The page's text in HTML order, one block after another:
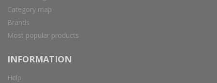
Category map
Brands
Most popular products
INFORMATION
Help